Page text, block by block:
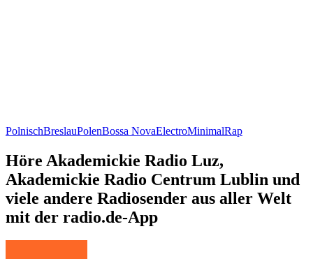
PolnischBreslauPolenBossa NovaElectroMinimalRap
Höre Akademickie Radio Luz,
Akademickie Radio Centrum Lublin und
viele andere Radiosender aus aller Welt
mit der radio.de-App